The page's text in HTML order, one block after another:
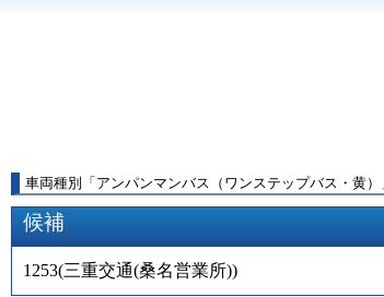
車両種別
「 アンパンマンバス（ワンステップバス・黄）
候補
1253(三重交通(桑名営業所))